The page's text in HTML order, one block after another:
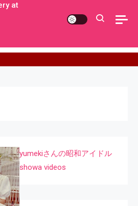
at
yumekiさんの昭和アイドル
showa videos